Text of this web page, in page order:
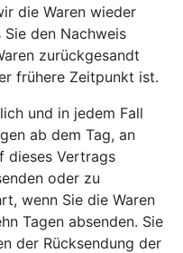
die Waren wieder
den Nachweis
zurückgesandt
frühere Zeitpunkt ist.
und in jedem Fall
ab dem Tag, an
dieses Vertrags
oder zu
wenn Sie die Waren
Tagen absenden. Sie
der Rücksendung der